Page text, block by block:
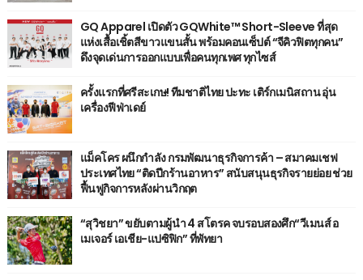
GQ Apparel เปิดตัว GQWhite™ Short-Sleeve ที่สุด
แห่งเสื้อเชิ้ตสีขาวแขนสั้น พร้อมคอนเซ็ปต์ “จีคิวฟิตทุกคน”
ดึงจุดเด่นการออกแบบเพื่อคนทุกเพศ ทุกไซส์
ครั้งแรกที่ศรีสะเกษ! ทีมชาติไทย ปะทะ เติร์กเมนิสถาน อุ่น
เครื่องฟีฟ่าเดย์
แม็คโคร ผนึกกำลัง กรมพัฒนาธุรกิจการค้า – สมาคมเชฟ
ประเทศไทย “ติดปีกร้านอาหาร” สนับสนุนธุรกิจรายย่อย ช่วย
ฟื้นฟูกิจการหลังผ่านวิกฤต
“สุวิชยา” ขยับตามผู้นำ 4 สโตรค จบรอบสองศึก“วีเมนส์ อ
เมเจอร์ เอเชีย-แปซิฟิก” ที่พัทยา